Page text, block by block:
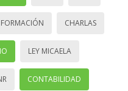
FORMACIÓN CHARLAS
LEY MICAELA
CONTABILIDAD